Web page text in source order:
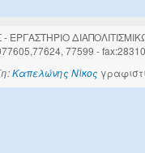
77599 -
Καπελώνης Νίκος